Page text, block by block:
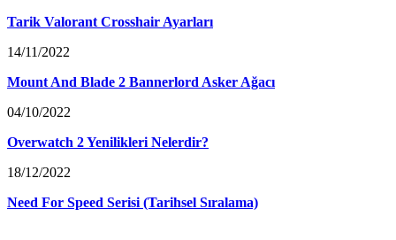
Tarik Valorant Crosshair Ayarları
14/11/2022
Mount And Blade 2 Bannerlord Asker Ağacı
04/10/2022
Overwatch 2 Yenilikleri Nelerdir?
18/12/2022
Need For Speed Serisi (Tarihsel Sıralama)